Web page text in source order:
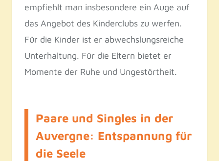
empfiehlt man insbesondere ein Auge auf
das Angebot des Kinderclubs zu werfen.
Für die Kinder ist er abwechslungsreiche
Unterhaltung. Für die Eltern bietet er
Momente der Ruhe und Ungestörtheit.
Paare und Singles in der
Auvergne: Entspannung für
die Seele